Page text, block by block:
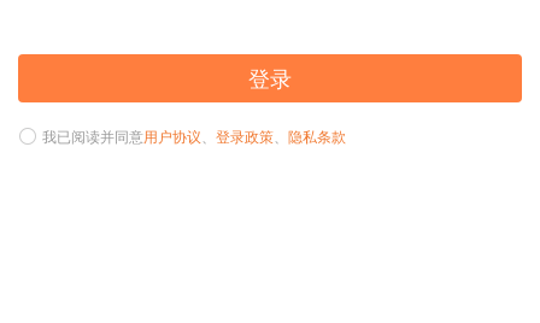
登录
我已阅读并同意用户协议、 登录政策、 隐私条款